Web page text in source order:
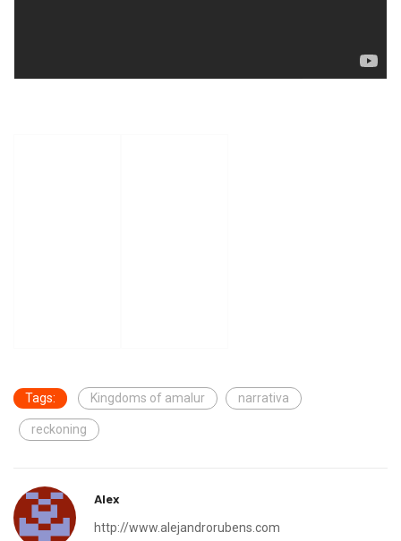
Tags: Kingdoms of amalur narrativa
reckoning
Alex
http://www.alejandrorubens.com